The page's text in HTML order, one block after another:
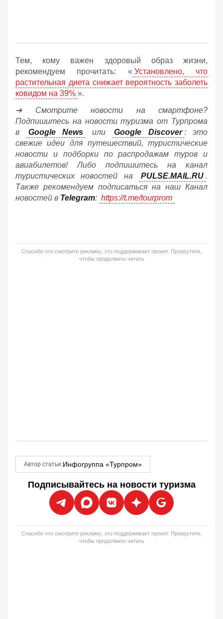
Тем, кому важен здоровый образ жизни,
рекомендуем прочитать: « Установлено, что
растительная диета снижает вероятность заболеть
ковидом на 39% ».
➔ Смотрите новости на смартфоне?
Подпишитесь на новости туризма от Турпрома
в
Google News или Google Discover : это
свежие идеи для путешествий, туристические
новости и подборки по распродажам туров и
авиабилетов! Либо подпишитесь на канал
туристических новостей на
PULSE.MAIL.RU .
Также рекомендуем подписаться на наш Канал
новостей в Telegram: https://t.me/tourprom
Спасибо что смотрите рекламу, это поддерживает проект. Прокрутите,
чтобы продолжить читать
Автор статьи:Инфогруппа «Турпром»
Подписывайтесь на новости туризма
Спасибо что смотрите рекламу, это поддерживает проект. Прокрутите,
чтобы продолжить читать